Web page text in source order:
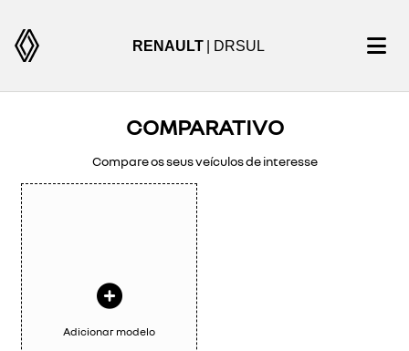
RENAULT | DRSUL
COMPARATIVO
Compare os seus veículos de interesse
Adicionar modelo